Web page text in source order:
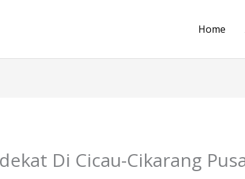
Home
Di Cicau-Cikarang